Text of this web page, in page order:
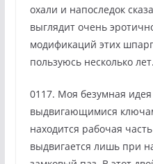
охали и напоследок
выглядит очень
модификаций этих
пользуюсь несколько
0117. Моя безумная идея
выдвигающимися
находится рабочая
выдвигается лишь при